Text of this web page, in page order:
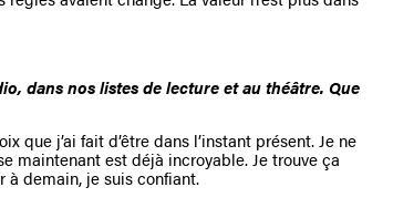
dans nos listes de lecture et au théâtre. Que
que j’ai fait d’être dans l’instant présent. Je ne
maintenant est déjà incroyable. Je trouve ça
à demain, je suis confiant.